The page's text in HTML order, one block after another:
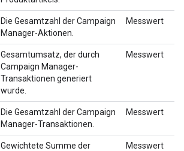
Die Gesamtzahl der Campaign
Manager-Aktionen.
Messwert
Gesamtumsatz, der durch
Campaign Manager-
Transaktionen generiert
wurde.
Messwert
Die Gesamtzahl der Campaign
Manager-Transaktionen.
Messwert
Gewichtete Summe der
Messwert